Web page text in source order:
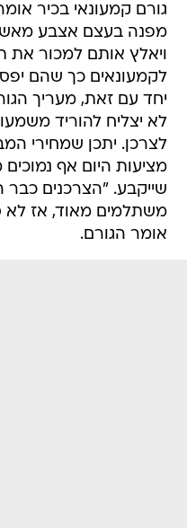
גורם קמעונאי בכיר
מפנה בעצם אצבע
ויאלץ אותם למכור את
לקמעונאים כך שהם
יחד עם זאת, מעריך
לא יצליח להוריד
לצרכן. יתכן שמחירי
מציעות היום אף
שייקבע. "הצרכנים כבר
משתלמים מאוד, אז לא
אומר הגורם.